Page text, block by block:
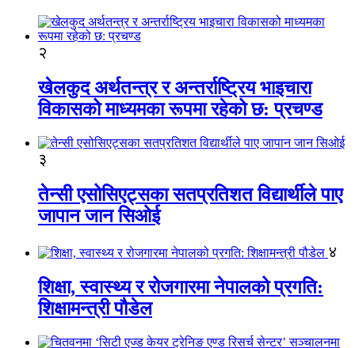
२
खेलकुद अर्थतन्त्र र अन्तर्राष्ट्रिय भाइचारा
विकासको माध्यमका रूपमा रहेको छ: प्रचण्ड
३
तेन्सी एसोसिएट्सका सतप्रतिशत विद्यार्थीले पाए
जापान जान सिओई
४
शिक्षा, स्वास्थ्य र रोजगारमा नेपालको प्रगति:
शिक्षामन्त्री पौडेल